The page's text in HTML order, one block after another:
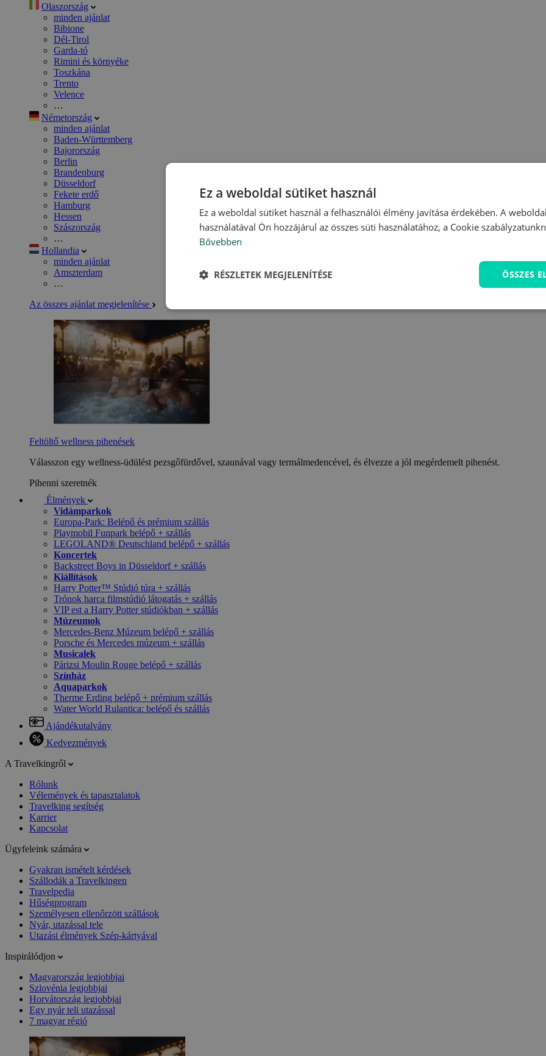
Olaszország
minden ajánlat
Bibione
Dél-Tirol
Garda-tó
Rimini és környéke
Toszkána
Trento
Velence
…
Németország
minden ajánlat
Baden-Württemberg
Bajorország
Berlin
Brandenburg
Düsseldorf
Fekete erdő
Hamburg
Hessen
Szászország
…
Hollandia
minden ajánlat
Amszterdam
…
Az összes ajánlat megjelenítése
Feltöltő wellness pihenések
Válasszon egy wellness-üdülést pezsgőfürdővel, szaunával vagy termálmedencével, és élvezze a jól megérdemelt pihenést.
Pihenni szeretnék
Élmények
Vidámparkok
Europa-Park: Belépő és prémium szállás
Playmobil Funpark belépő + szállás
LEGOLAND® Deutschland belépő + szállás
Koncertek
Backstreet Boys in Düsseldorf + szállás
Kiállítások
Harry Potter™ Stúdió túra + szállás
Trónok harca filmstúdió látogatás + szállás
VIP est a Harry Potter stúdiókban + szállás
Múzeumok
Mercedes-Benz Múzeum belépő + szállás
Porsche és Mercedes múzeum + szállás
Musicalek
Párizsi Moulin Rouge belépő + szállás
Színház
Aquaparkok
Therme Erding belépő + prémium szállás
Water World Rulantica: belépő és szállás
Ajándékutalvány
Kedvezmények
A Travelkingről
Rólunk
Vélemények és tapasztalatok
Travelking segítség
Karrier
Kapcsolat
Ügyfeleink számára
Gyakran ismételt kérdések
Szállodák a Travelkingen
Travelpedia
Hűségprogram
Személyesen ellenőrzött szállások
Nyár, utazással tele
Utazási élmények Szép-kártyával
Inspirálódjon
Magyarország legjobbjai
Szlovénia legjobbjai
Horvátország legjobbjai
Egy nyár teli utazással
7 magyar régió
Ez a weboldal sütiket használ
Ez a weboldal sütiket használ a felhasználói élmény javítása érdekében. A
használatával Ön hozzájárul az összes süti használatához, a Cookie
Bővebben
ÖSSZES
RÉSZLETEK MEGJELENÍTÉSE